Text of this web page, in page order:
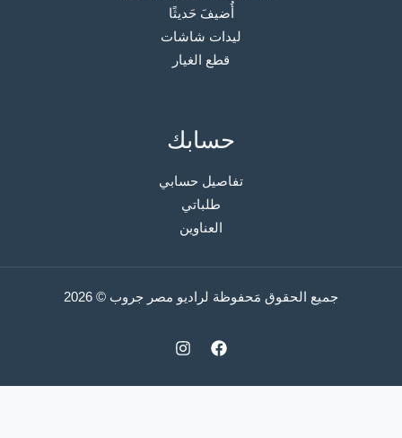
أُضيفَ حَديثًا
ليدات شاشات
قطع الغيار
حسابك
تفاصيل حسابي
طلباتي
العناوين
جميع الحقوق مَحفوظة لراديو مصر جروب © 2026